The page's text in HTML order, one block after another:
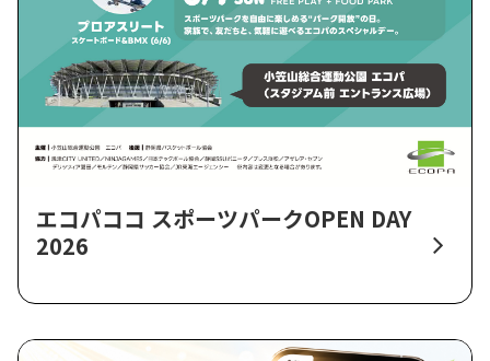
エコパココ スポーツパークOPEN DAY
2026